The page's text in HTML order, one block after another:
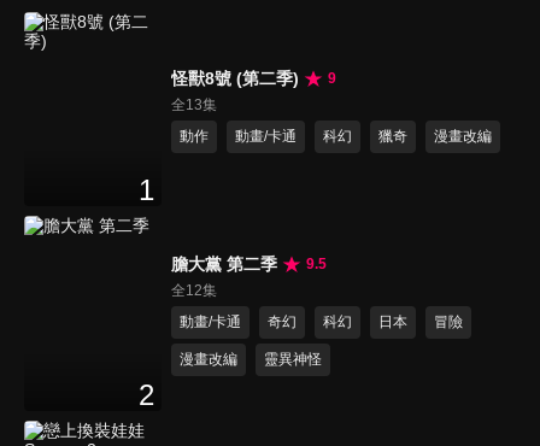
1
怪獸8號 (第二季)
9
全13集
動作
動畫/卡通 科幻 獵奇 漫畫改編
2
膽大黨 第二季
9.5
全12集
動畫/卡通
奇幻 科幻 日本 冒險
漫畫改編 靈異神怪